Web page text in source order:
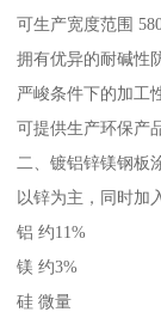
可生产宽度范围
拥有优异的耐碱性
严峻条件下的加工
可提供生产环保产
二、镀铝锌镁钢板
以锌为主，同时加
铝 约11%
镁 约3%
硅 微量